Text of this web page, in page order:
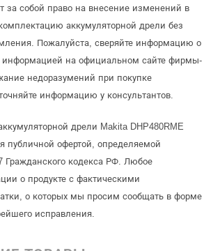
за собой право на внесение изменений в
аккумуляторной дрели без
Пожалуйста, сверяйте информацию о
информацией на официальном сайте фирмы-
недоразумений при покупке
информацию у консультантов.
дрели Makita DHP480RME
публичной офертой, определяемой
Гражданского кодекса РФ. Любое
о продукте с фактическими
о которых мы просим сообщать в форме
исправления.